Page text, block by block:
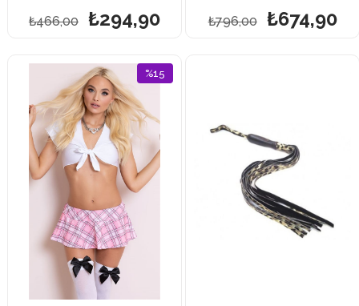
₺294,90
₺466,00 ₺674,90
₺796,00
%15
%15İndirim